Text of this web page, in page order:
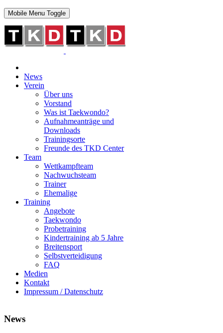
Mobile Menu Toggle
News
Verein
Über uns
Vorstand
Was ist Taekwondo?
Aufnahmeanträge und
Downloads
Trainingsorte
Freunde des TKD Center
Team
Wettkampfteam
Nachwuchsteam
Trainer
Ehemalige
Training
Angebote
Taekwondo
Probetraining
Kindertraining ab 5 Jahre
Breitensport
Selbstverteidigung
FAQ
Medien
Kontakt
Impressum / Datenschutz
News